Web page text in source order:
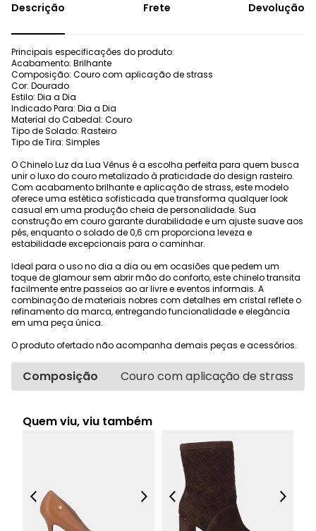
Frete Devolução
Principais especificações do produto:
Acabamento: Brilhante
Composição: Couro com aplicação de strass
Cor: Dourado
Estilo: Dia a Dia
Indicado Para: Dia a Dia
Material do Cabedal: Couro
Tipo de Solado: Rasteiro
Tipo de Tira: Simples
O Chinelo Luz da Lua Vênus é a escolha perfeita para quem busca
unir o luxo do couro metalizado à praticidade do design rasteiro.
Com acabamento brilhante e aplicação de strass, este modelo
oferece uma estética sofisticada que transforma qualquer look
casual em uma produção cheia de personalidade. Sua
construção em couro garante durabilidade e um ajuste suave aos
pés, enquanto o solado de 0,6 cm proporciona leveza e
estabilidade excepcionais para o caminhar.
Ideal para o uso no dia a dia ou em ocasiões que pedem um
toque de glamour sem abrir mão do conforto, este chinelo transita
facilmente entre passeios ao ar livre e eventos informais. A
combinação de materiais nobres com detalhes em cristal reflete o
refinamento da marca, entregando funcionalidade e elegância
em uma peça única.
O produto ofertado não acompanha demais peças e acessórios.
Composição Couro com aplicação de strass
Quem viu, viu também